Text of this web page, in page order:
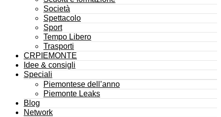
Società
Spettacolo
Sport
Tempo Libero
Trasporti
CRPIEMONTE
Idee & consigli
Speciali
Piemontese dell’anno
Piemonte Leaks
Blog
Network